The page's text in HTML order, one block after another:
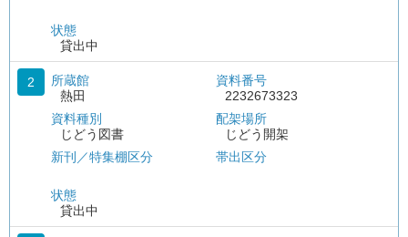
状態
貸出中
2
所蔵館
熱田
資料種別
じどう図書
新刊／特集棚区分
状態
貸出中
資料番号
2232673323
配架場所
じどう開架
帯出区分